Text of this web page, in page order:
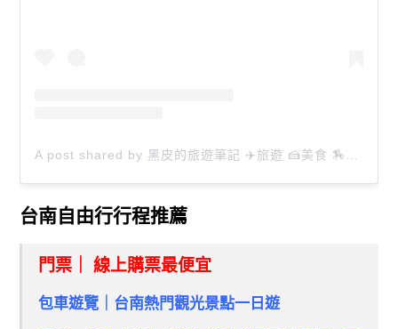
台南自由行行程推薦
門票｜ 線上購票最便宜
包車遊覽｜台南熱門觀光景點一日遊